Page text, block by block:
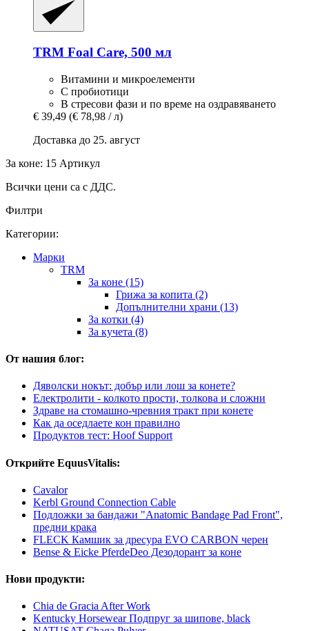
TRM Foal Care, 500 мл
Витамини и микроелементи
С пробиотици
В стресови фази и по време на оздравяването
€ 39,49 (€ 78,98 / л)
Доставка до 25. август
За коне: 15 Артикул
Всички цени са с ДДС.
Филтри
Категории:
Марки
TRM
За коне (15)
Грижа за копита (2)
Допълнителни храни (13)
За котки (4)
За кучета (8)
От нашия блог:
Дяволски нокът: добър или лош за конете?
Електролити - колкото прости, толкова и сложни
Здраве на стомашно-чревния тракт при конете
Как да оседлаете кон правилно
Продуктов тест: Hoof Support
Открийте EquusVitalis:
Cavalor
Kerbl Ground Connection Cable
Подложки за бандажи "Anatomic Bandage Pad Front",
предни крака
FLECK Камшик за дресура EVO CARBON черен
Bense & Eicke PferdeDeo Дезодорант за коне
Нови продукти:
Chia de Gracia After Work
Kentucky Horsewear Подпруг за шипове, black